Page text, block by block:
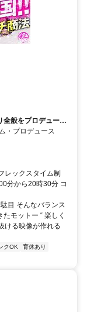
全般をプロデュー
・プロデュース
レックスタイム制
分から20時30分 コ
目 そんなバランス
モットー “ 楽しく
ける映像が作れる
クOK
育休あり